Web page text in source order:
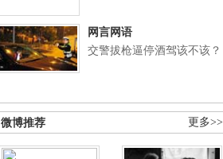
网言网语
交警拔枪逼停酒驾该不该？
更多>>
微博推荐